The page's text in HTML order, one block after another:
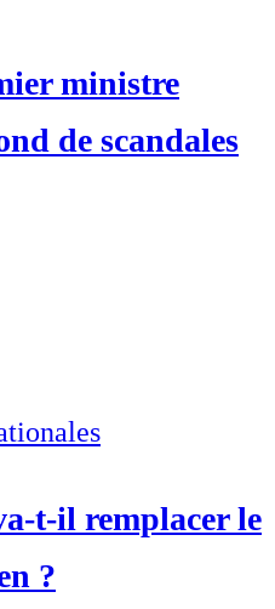
ministre
de scandales
t-il remplacer le
?